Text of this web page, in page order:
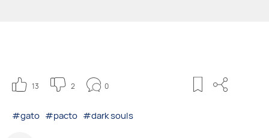
13 2 0
#gato #pacto #dark souls